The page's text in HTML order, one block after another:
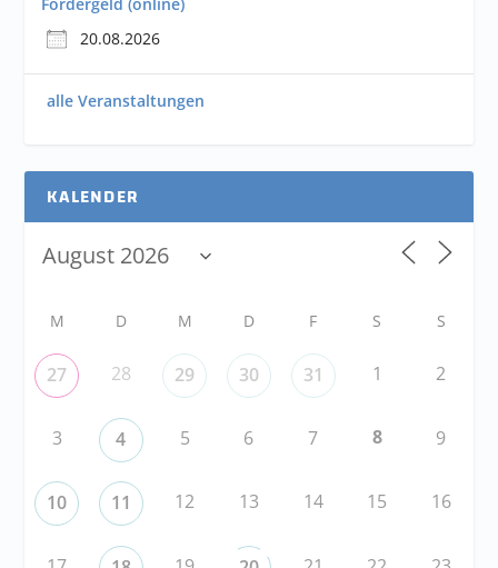
20.08.2026
alle Veranstaltungen
KALENDER
M D M D F S S
27 28 29 30 31 1 2
3 4 5 6 7 8 9
10 11 12 13 14 15 16